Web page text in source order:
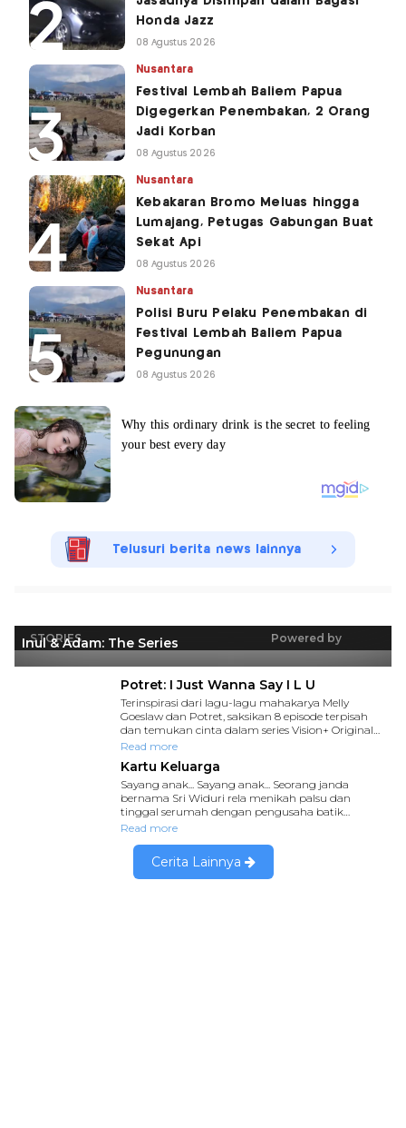
Honda Jazz
08 Agustus 2026
Nusantara
Festival Lembah Baliem Papua
Digegerkan Penembakan, 2 Orang
Jadi Korban
08 Agustus 2026
Nusantara
Kebakaran Bromo Meluas hingga
Lumajang, Petugas Gabungan Buat
Sekat Api
08 Agustus 2026
Nusantara
Polisi Buru Pelaku Penembakan di
Festival Lembah Baliem Papua
Pegunungan
08 Agustus 2026
Telusuri berita news lainnya